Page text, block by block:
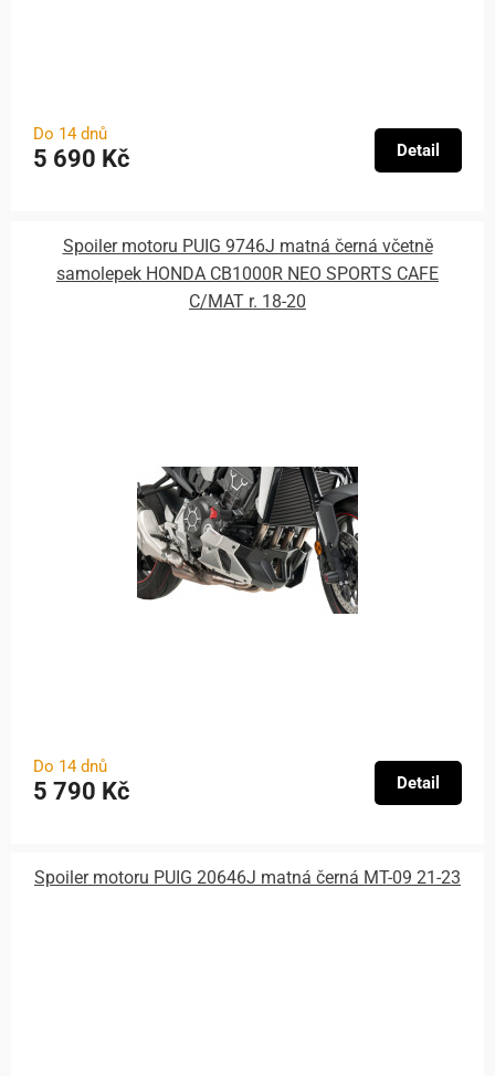
Do 14 dnů
5 690 Kč Detail
Spoiler motoru PUIG 9746J matná černá včetně
samolepek HONDA CB1000R NEO SPORTS CAFE
C/MAT r. 18-20
Do 14 dnů
5 790 Kč Detail
Spoiler motoru PUIG 20646J matná černá MT-09 21-23